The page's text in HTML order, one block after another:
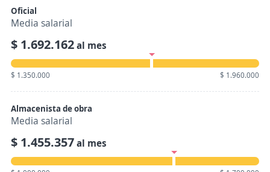
Oficial
Media salarial
$ 1.692.162al mes
$ 1.350.000 $ 1.960.000
Almacenista de obra
Media salarial
$ 1.455.357al mes